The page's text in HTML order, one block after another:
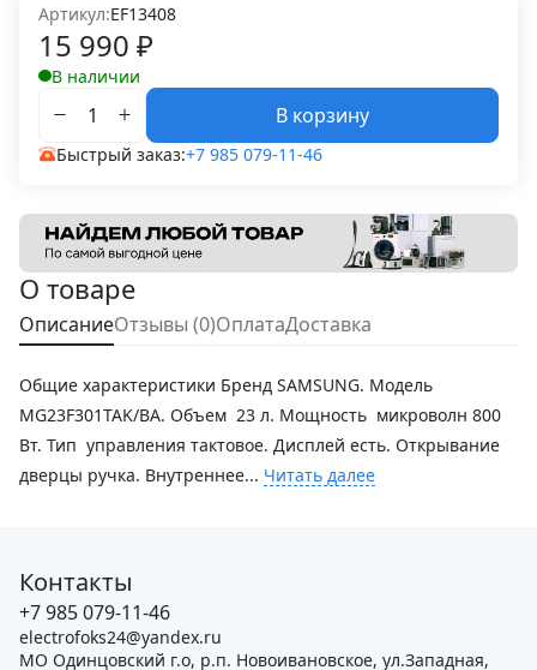
Артикул:EF13408
15 990 ₽
В наличии
В корзину
Быстрый заказ:+7 985 079-11-46
О товаре
ОписаниеОтзывы (0)ОплатаДоставка
Общие характеристики Бренд SAMSUNG. Модель
MG23F301TAK/BA. Объем 23 л. Мощность микроволн 800
Вт. Тип управления тактовое. Дисплей есть. Открывание
дверцы ручка. Внутреннее... Читать далее
Контакты
+7 985 079-11-46
electrofoks24@yandex.ru
МО Одинцовский г.о, р.п. Новоивановское, ул.Западная,